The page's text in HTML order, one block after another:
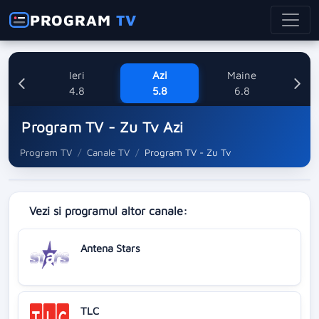
PROGRAMTV
Ieri
4.8
Azi
5.8
Maine
6.8
Program TV - Zu Tv Azi
Program TV Canale TV Program TV - Zu Tv
Vezi si programul altor canale:
Antena Stars
TLC